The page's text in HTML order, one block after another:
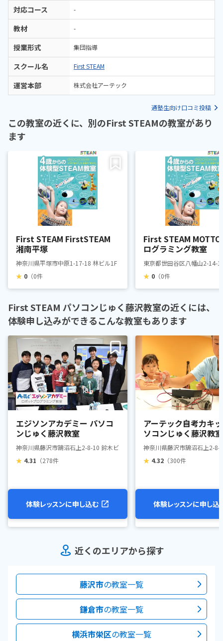
対応コース -
教材 -
授業形式 集団指導
スクール名 First STEAM
運営本部 株式会社アーテック
通塾生向け口コミ投稿
この教室の近くに、別のFirst STEAMの教室があり
ます
First STEAM FirstSTEAM
湘南平塚
神奈川県平塚市中原1-17-18 林ビル1F
★ 0 （0件
First STEAM MOTTO
ログラミング教室
東京都世田谷区八幡山2-14-
★ 0 （0件
First STEAM パソコンじゅく藤沢教室の近くには、
体験申し込みができるこんな教室もあります
エジソンアカデミー パソコ
ンじゅく藤沢教室
神奈川県藤沢市鵠沼石上2-8-10 鈴木ビル2F
★ 4.31 （278件
体験レッスンに申し込む
アーテック自考力キ
ソコンじゅく藤沢教室
神奈川県藤沢市鵠沼石上2-8-
★ 4.32 （300件
体験レッスンに申し込
近くのエリアから探す
藤沢市の教室一覧
鎌倉市の教室一覧
横浜市栄区の教室一覧